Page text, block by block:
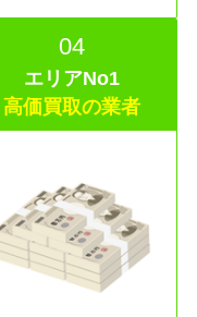
04
エリアNo1
高価買取の業者